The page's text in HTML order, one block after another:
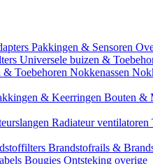
Pakkingen & Sensoren
Universele buizen &
& Toebehoren Nokkenassen
& Keerringen Bouten &
Radiateur ventilatoren
Brandstofrails &
Bougies Ontsteking overige